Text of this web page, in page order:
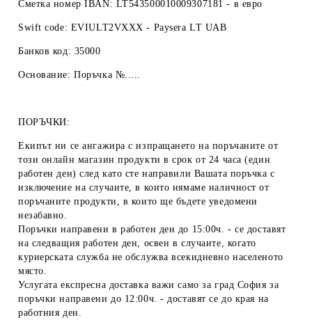
Сметка номер IBAN: LT543500010009307181 - в евро
Swift code: EVIULT2VXXX - Paysera LT UAB
Банков код: 35000
Основание: Поръчка №.....
ПОРЪЧКИ:
Екипът ни се ангажира с изпращането на поръчаните от
този онлайн магазин продукти в срок от 24 часа (един
работен ден) след като сте направили Вашата поръчка с
изключение на случаите, в които нямаме наличност от
поръчаните продукти, в които ще бъдете уведомени
незабавно.
Поръчки направени в работен ден до 15:00ч. - се доставят
на следващия работен ден, освен в случаите, когато
куриерската служба не обслужва всекидневно населеното
място.
Услугата експресна доставка важи само за град София за
поръчки направени до 12:00ч. - доставят се до края на
работния ден.